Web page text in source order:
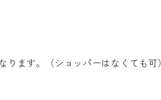
ます。（ショッパーはなくても可）